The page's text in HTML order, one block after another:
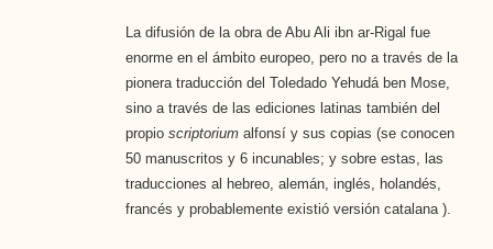
La difusión de la obra de Abu Ali ibn ar-Rigal fue
enorme en el ámbito europeo, pero no a través de la
pionera traducción del Toledado Yehudá ben Mose,
sino a través de las ediciones latinas también del
propio scriptoriumalfonsí y sus copias (se conocen
50 manuscritos y 6 incunables; y sobre estas, las
traducciones al hebreo, alemán, inglés, holandés,
francés y probablemente existió versión catalana ).